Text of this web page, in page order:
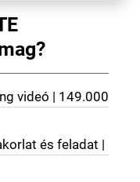
videó | 149.000
és feladat |